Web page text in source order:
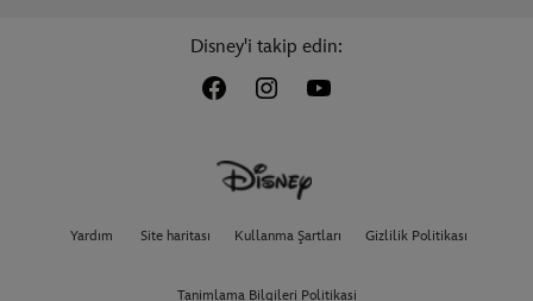
Disney'i takip edin:
Yardım Site haritası Kullanma Şartları Gizlilik Politikası
Tanimlama Bilgileri Politikasi